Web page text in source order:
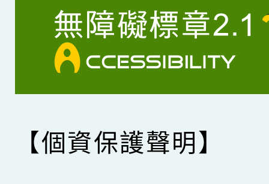
【個資保護聲明】